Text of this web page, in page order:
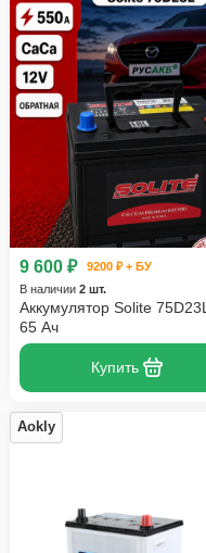
9 600 ₽
9200 ₽ + БУ
В наличии 2 шт.
Аккумулятор Solite 75D23L
65 Ач
Купить
Aokly